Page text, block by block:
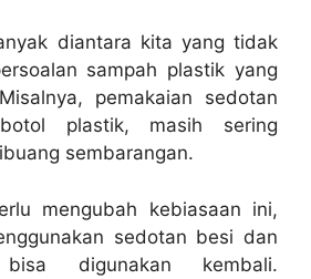
diantara kita yang tidak
sampah plastik yang
pemakaian sedotan
plastik, masih sering
sembarangan.
mengubah kebiasaan ini,
sedotan besi dan
digunakan kembali.